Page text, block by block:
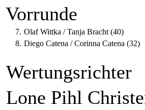
Vorrunde
7. Olaf Wittka / Tanja Bracht (40)
8. Diego Catena / Corinna Catena (32)
Wertungsrichter
Lone Pihl